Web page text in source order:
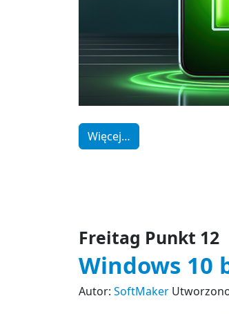
Więcej…
Freitag Punkt 12
Windows 10
Autor: SoftMaker